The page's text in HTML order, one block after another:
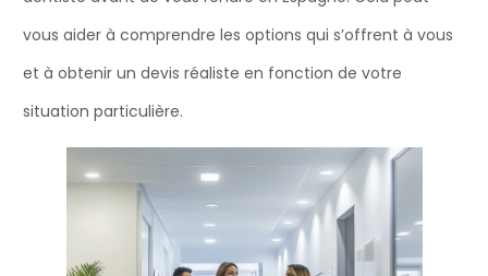
vous aider à comprendre les options qui s’offrent à vous
et à obtenir un devis réaliste en fonction de votre
situation particulière.